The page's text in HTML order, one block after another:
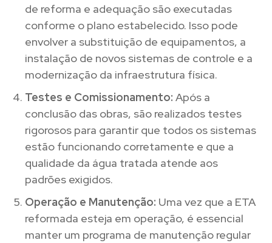
de reforma e adequação são executadas
conforme o plano estabelecido. Isso pode
envolver a substituição de equipamentos, a
instalação de novos sistemas de controle e a
modernização da infraestrutura física.
Testes e Comissionamento: Após a
conclusão das obras, são realizados testes
rigorosos para garantir que todos os sistemas
estão funcionando corretamente e que a
qualidade da água tratada atende aos
padrões exigidos.
Operação e Manutenção: Uma vez que a ETA
reformada esteja em operação, é essencial
manter um programa de manutenção regular